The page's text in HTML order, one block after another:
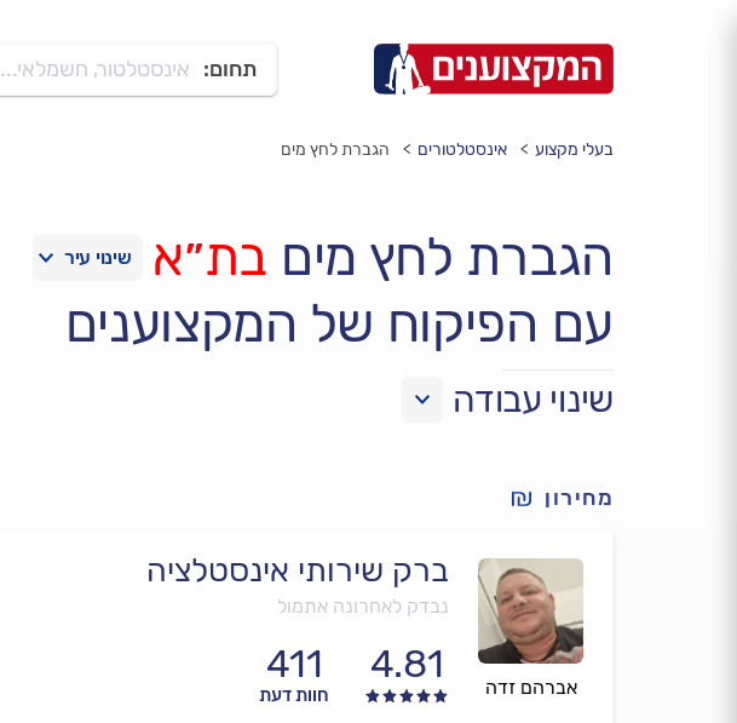
תחום: אינסטלטור, חשמלאי...
בעלי מקצוע אינסטלטורים הגברת לחץ מים
הגברת לחץ מים בת״א
עם הפיקוח של המקצוענים
שינוי עבודה
מחירון
אברהם זדה
ברק שירותי אינסטלציה
נבדק לאחרונה אתמול
4.81
411
חוות דעת